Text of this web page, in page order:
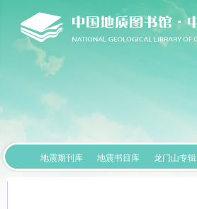
地震期刊库 地震书目库 龙门山专辑